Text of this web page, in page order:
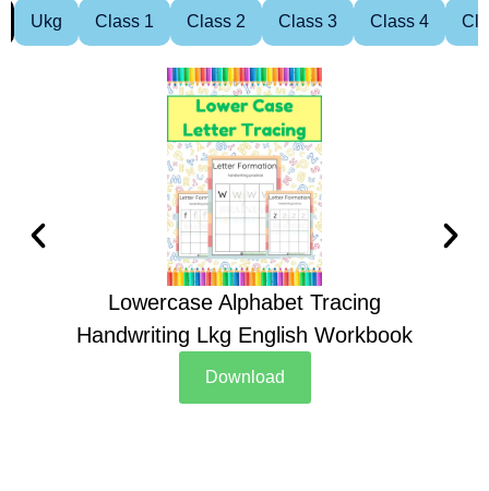
Ukg Class 1 Class 2 Class 3 Class 4
Lowercase Alphabet Tracing
Handwriting Lkg English Workbook
Download